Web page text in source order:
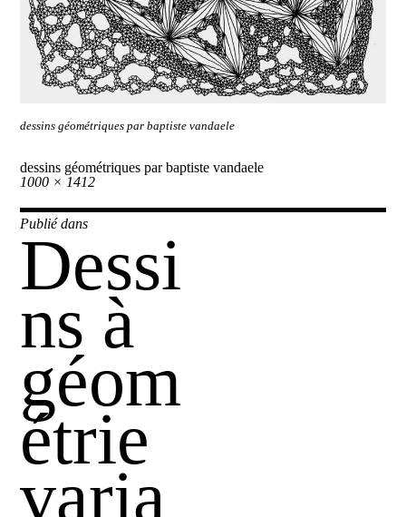
dessins géométriques par baptiste vandaele
dessins géométriques par baptiste vandaele
Taille
réelle
1000 × 1412
Navigation
de
l’article
Publié dans
Dessi
ns à
géom
étrie
varia